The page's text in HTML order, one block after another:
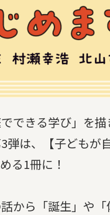
できる学び」を
は、【子どもが
る1冊に！
から「誕生」や